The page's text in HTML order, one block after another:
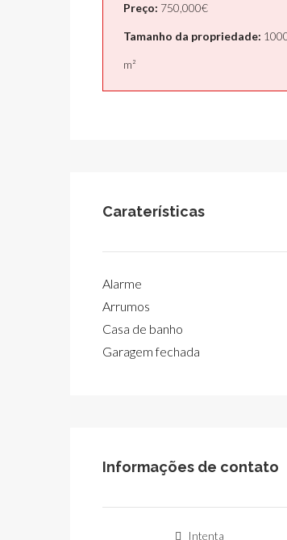
Preço: 750,000€
Tamanho da propriedade:
m²
Caraterísticas
Alarme
Arrumos
Casa de banho
Garagem fechada
Informações de contato
Intenta